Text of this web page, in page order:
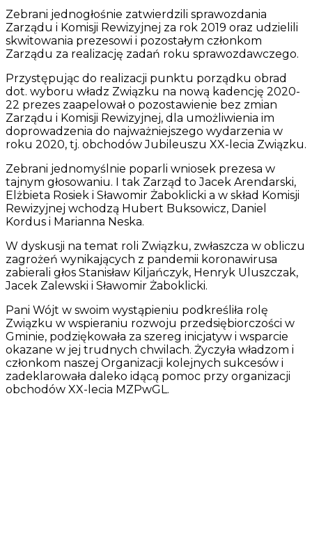
Zebrani jednogłośnie zatwierdzili sprawozdania
Zarządu i Komisji Rewizyjnej za rok 2019 oraz udzielili
skwitowania prezesowi i pozostałym członkom
Zarządu za realizację zadań roku sprawozdawczego.
Przystępując do realizacji punktu porządku obrad
dot. wyboru władz Związku na nową kadencję 2020-
22 prezes zaapelował o pozostawienie bez zmian
Zarządu i Komisji Rewizyjnej, dla umożliwienia im
doprowadzenia do najważniejszego wydarzenia w
roku 2020, tj. obchodów Jubileuszu XX-lecia Związku.
Zebrani jednomyślnie poparli wniosek prezesa w
tajnym głosowaniu. I tak Zarząd to Jacek Arendarski,
Elżbieta Rosiek i Sławomir Żaboklicki a w skład Komisji
Rewizyjnej wchodzą Hubert Buksowicz, Daniel
Kordus i Marianna Neska.
W dyskusji na temat roli Związku, zwłaszcza w obliczu
zagrożeń wynikających z pandemii koronawirusa
zabierali głos Stanisław Kiljańczyk, Henryk Uluszczak,
Jacek Zalewski i Sławomir Żaboklicki.
Pani Wójt w swoim wystąpieniu podkreśliła rolę
Związku w wspieraniu rozwoju przedsiębiorczości w
Gminie, podziękowała za szereg inicjatyw i wsparcie
okazane w jej trudnych chwilach. Życzyła władzom i
członkom naszej Organizacji kolejnych sukcesów i
zadeklarowała daleko idącą pomoc przy organizacji
obchodów XX-lecia MZPwGL.